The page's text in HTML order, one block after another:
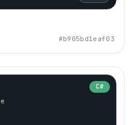
#b905bd1eaf03
C#